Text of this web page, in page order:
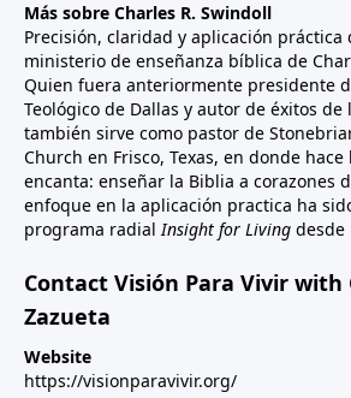
Más sobre Charles R. Swindoll
Precisión, claridad y aplicación práctica
ministerio de enseñanza bíblica de
Quien fuera anteriormente presidente
Teológico de Dallas y autor de éxitos
también sirve como pastor de
Church en Frisco, Texas, en donde
encanta: enseñar la Biblia a corazones
enfoque en la aplicación practica ha
programa radialInsight for Living desde
Contact Visión Para Vivir with
Zazueta
Website
https://visionparavivir.org/